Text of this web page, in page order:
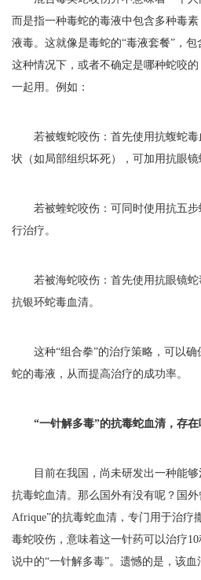
而是指一种毒蛇的毒液中包含多种毒
液毒。这就像是毒蛇的“毒液套餐”，
这种情况下，或者不确定是哪种蛇咬
一起用。例如：
若被蝮蛇咬伤：首先使用抗蝮蛇毒
状（如局部组织坏死），可加用抗眼镜
若被蝰蛇咬伤：可同时使用抗五步
行治疗。
若被海蛇咬伤：首先使用抗眼镜蛇
抗银环蛇毒血清。
这种“组合拳”的治疗策略，可以确
蛇的毒液，从而提高治疗的成功率。
“一针解多毒”的抗毒蛇血清，存在
目前在我国，尚未研发出一种能够
抗毒蛇血清。那么国外有没有呢？国外
Afrique”的抗毒蛇血清，专门用于治疗
毒蛇咬伤，意味着这一针药可以治疗
说中的“一针解多毒”。遗憾的是，该血